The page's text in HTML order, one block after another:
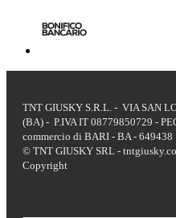
TNT GIUSKY S.R.L. - VIA SAN
(BA) - P.IVA IT 08779850729 -
commercio di BARI - BA - 649438
© TNT GIUSKY SRL -
Copyright